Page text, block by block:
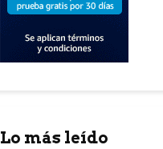
Lo más leído